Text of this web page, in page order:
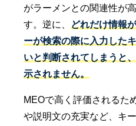
がラーメンとの関連性が
す。逆に、
どれだけ情報
ーが検索の際に入力した
いと判断されてしまうと
示されません。
MEOで高く評価されるた
や説明文の充実など、キ